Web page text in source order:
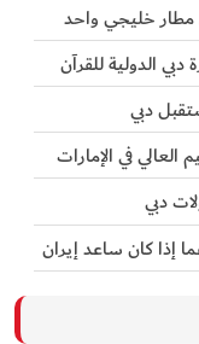
دبي
العالي في الإمارات
دبي
إذا كان ساعد إيران